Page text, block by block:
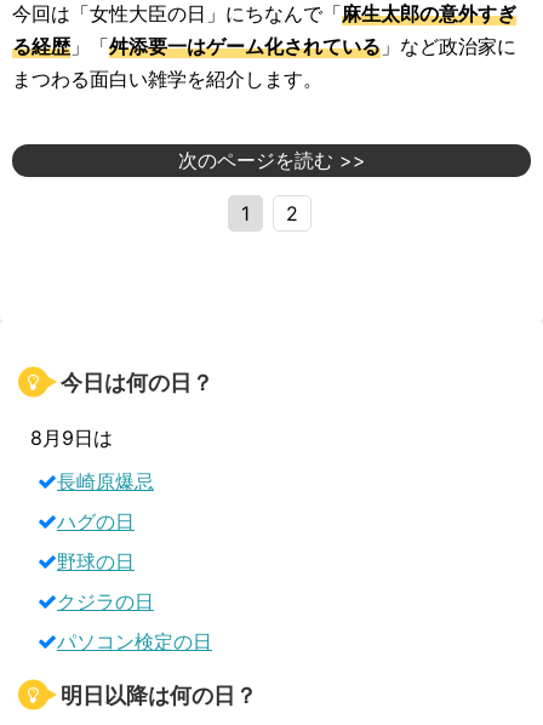
今回は「女性大臣の日」にちなんで「麻生太郎の意外すぎ
る経歴」「舛添要一はゲーム化されている 」など政治家に
まつわる面白い雑学を紹介します。
次のページを読む >>
1 2
今日は何の日？
8月9日は
長崎原爆忌
ハグの日
野球の日
クジラの日
パソコン検定の日
明日以降は何の日？